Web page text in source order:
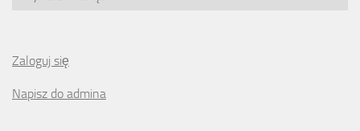
Zaloguj się
Napisz do admina